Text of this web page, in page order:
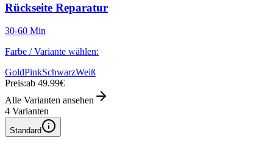
Rückseite Reparatur
30-60 Min
Farbe / Variante wählen:
GoldPinkSchwarzWeiß
Preis:ab 49.99€
Alle Varianten ansehen
4 Varianten
Standard